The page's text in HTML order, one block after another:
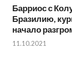
Барриос с
Бразилию,
начало
11.10.2021